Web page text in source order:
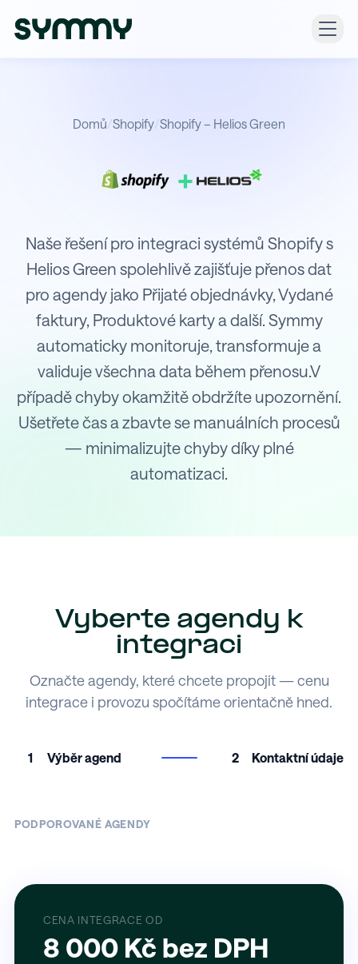
Domů/Shopify/Shopify – Helios Green
+
Integrace Shopify s Helios Green
Naše řešení pro integraci systémů Shopify s
Helios Green spolehlivě zajišťuje přenos dat
pro agendy jako Přijaté objednávky, Vydané
faktury, Produktové karty a další. Symmy
automaticky monitoruje, transformuje a
validuje všechna data během přenosu.V
případě chyby okamžitě obdržíte upozornění.
Ušetřete čas a zbavte se manuálních procesů
— minimalizujte chyby díky plné
automatizaci.
Vyberte agendy k
integraci
Označte agendy, které chcete propojit — cenu
integrace i provozu spočítáme orientačně hned.
1 Výběr agend 2 Kontaktní údaje
PODPOROVANÉ AGENDY
CENA INTEGRACE OD
8 000 Kč bez DPH